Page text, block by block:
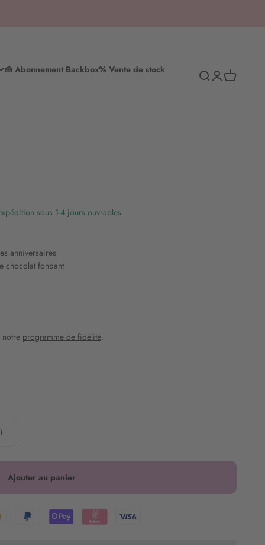
🍰 Abonnement Backbox% Vente de stock
Recherche
S'inscrire
Panier
sous 1-4 jours ouvrables
anniversaires
chocolat fondant
notre programme de fidélité.
Ajouter au panier